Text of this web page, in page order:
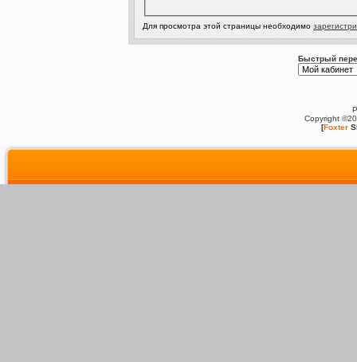
Для просмотра этой страницы необходимо
Быстрый
Copyright
[Foxter